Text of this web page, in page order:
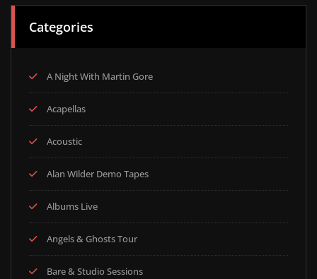
Categories
A Night With Martin Gore
Acapellas
Acoustic
Alan Wilder Demo Tapes
Albums Live
Angels & Ghosts Tour
Bare & Studio Sessions